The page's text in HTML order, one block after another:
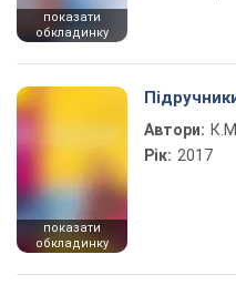
показати
обкладинку
показати
обкладинку
Автори:
Рік: 2017